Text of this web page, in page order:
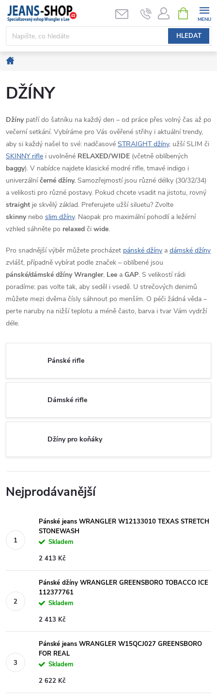
Přejít
obsah
HLEDAT
NÁKUPNÍ
KOŠÍK
DŽÍNY
Džínypatří do šatníku na každý den – od práce přes volný čas až po
večerní setkání. Vybíráme pro Vás ověřené střihy i aktuální trendy,
aby si každý našel to své: nadčasové STRAIGHT džíny, užší SLIM či
SKINNY rifle i uvolněné RELAXED/WIDE (včetně oblíbených
baggy). V nabídce najdete klasické modré rifle, tmavé indigo i
univerzálníčerné džíny. Samozřejmostí jsou různé délky (30/32/34)
a velikosti pro různé postavy. Pokud chcete vsadit na jistotu, rovný
straight je skvělý základ. Preferujete užší siluetu? Zvolte
skinnynebo slim džíny. Naopak pro maximální pohodlí a ležérní
vzhled sáhněte po relaxed či wide.
Pro snadnější výběr můžete procházet pánské džíny a dámské džíny
zvlášť, případně vybírat podle značek – oblíbené jsou
pánské/dámské džíny Wrangler, Lee a GAP. S velikostí rádi
poradíme: pas volte tak, aby seděl i vsedě. U strečových denimů
můžete mezi dvěma čísly sáhnout po menším. O péči žádná věda –
perte naruby na nižší teplotu a méně často, barva i tvar Vám vydrží
déle.
Pánské rifle
Dámské rifle
Džíny pro koňáky
Nejprodávanější
Pánské jeans WRANGLER W12133010 TEXAS STRETCH
STONEWASH
Skladem
2 413 Kč
Pánské džíny WRANGLER GREENSBORO TOBACCO ICE
112377761
Skladem
2 413 Kč
Pánské jeans WRANGLER W15QCJ027 GREENSBORO
FOR REAL
Skladem
2 622 Kč